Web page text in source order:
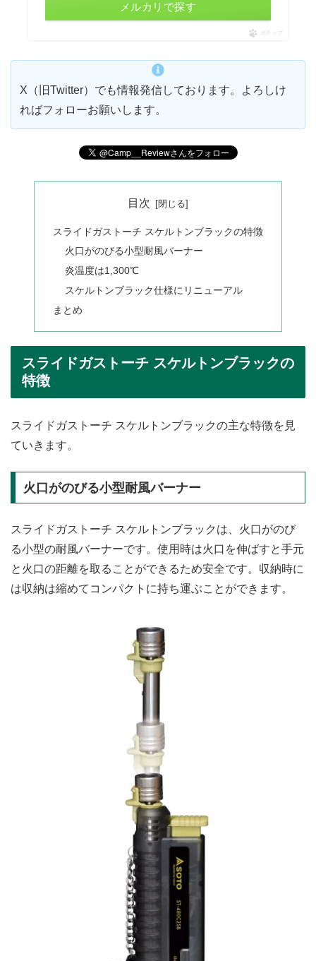
メルカリで探す
ポチップ
X（旧Twitter）でも情報発信しております。よろしけ
ればフォローお願いします。
目次
スライドガストーチ スケルトンブラックの特徴
火口がのびる小型耐風バーナー
炎温度は1,300℃
スケルトンブラック仕様にリニューアル
まとめ
スライドガストーチ スケルトンブラックの
特徴
スライドガストーチ スケルトンブラックの主な特徴を見
ていきます。
火口がのびる小型耐風バーナー
スライドガストーチ スケルトンブラックは、火口がのび
る小型の耐風バーナーです。使用時は火口を伸ばすと手元
と火口の距離を取ることができるため安全です。収納時に
は収納は縮めてコンパクトに持ち運ぶことができます。